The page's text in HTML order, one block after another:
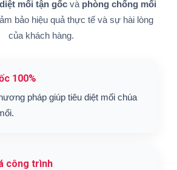
diệt mối tận gốcvà phòng chống mối
bảo hiệu quả thực tế và sự hài lòng
của khách hàng.
100%
pháp giúp tiêu diệt mối chúa
công trình